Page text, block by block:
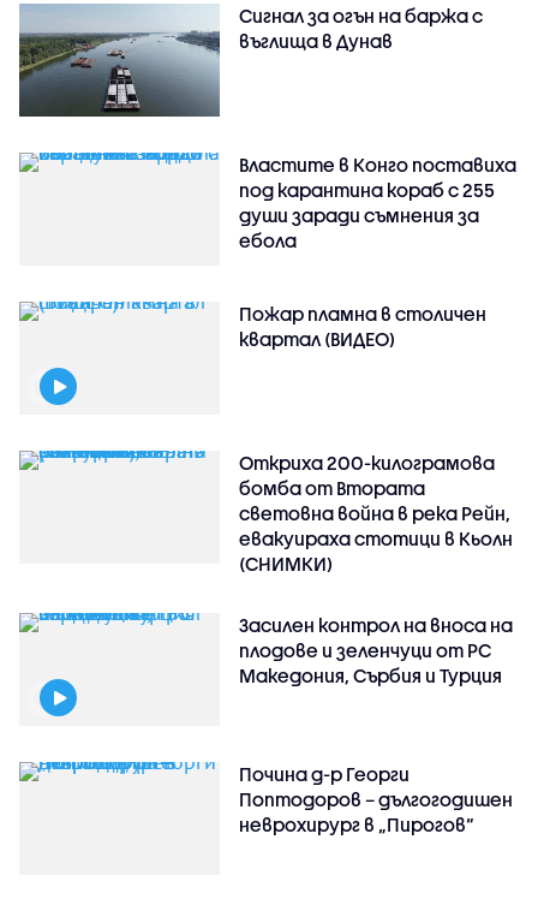
Сигнал за огън на баржа с
въглища в Дунав
Властите в Конго поставиха
под карантина кораб с 255
души заради съмнения за
ебола
Пожар пламна в столичен
квартал (ВИДЕО)
Откриха 200-килограмова
бомба от Втората
световна война в река Рейн,
евакуираха стотици в Кьолн
(СНИМКИ)
Засилен контрол на вноса на
плодове и зеленчуци от РС
Македония, Сърбия и Турция
Почина д-р Георги
Поптодоров – дългогодишен
неврохирург в „Пирогов“